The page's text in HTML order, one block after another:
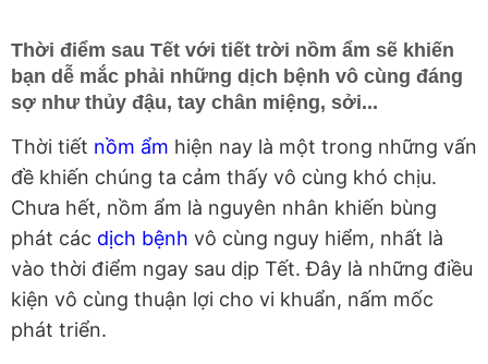
Thời điểm sau Tết với tiết trời nồm ẩm sẽ khiến
bạn dễ mắc phải những dịch bệnh vô cùng đáng
sợ như thủy đậu, tay chân miệng, sởi...
Thời tiết nồm ẩm hiện nay là một trong những vấn
đề khiến chúng ta cảm thấy vô cùng khó chịu.
Chưa hết, nồm ẩm là nguyên nhân khiến bùng
phát các dịch bệnh vô cùng nguy hiểm, nhất là
vào thời điểm ngay sau dịp Tết. Đây là những điều
kiện vô cùng thuận lợi cho vi khuẩn, nấm mốc
phát triển.